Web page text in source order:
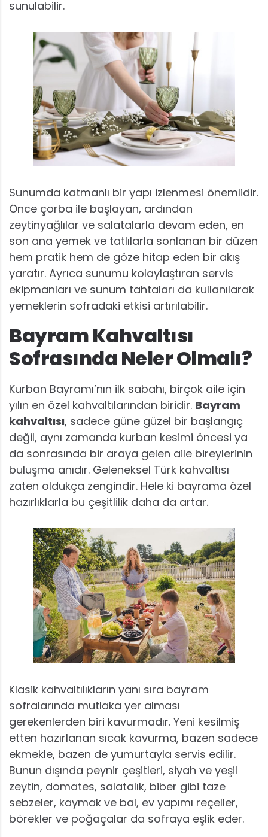
sunulabilir.
Sunumda katmanlı bir yapı izlenmesi önemlidir.
Önce çorba ile başlayan, ardından
zeytinyağlılar ve salatalarla devam eden, en
son ana yemek ve tatlılarla sonlanan bir düzen
hem pratik hem de göze hitap eden bir akış
yaratır. Ayrıca sunumu kolaylaştıran servis
ekipmanları ve sunum tahtaları da kullanılarak
yemeklerin sofradaki etkisi artırılabilir.
Bayram Kahvaltısı
Sofrasında Neler Olmalı?
Kurban Bayramı’nın ilk sabahı, birçok aile için
yılın en özel kahvaltılarından biridir. Bayram
kahvaltısı, sadece güne güzel bir başlangıç
değil, aynı zamanda kurban kesimi öncesi ya
da sonrasında bir araya gelen aile bireylerinin
buluşma anıdır. Geleneksel Türk kahvaltısı
zaten oldukça zengindir. Hele ki bayrama özel
hazırlıklarla bu çeşitlilik daha da artar.
Klasik kahvaltılıkların yanı sıra bayram
sofralarında mutlaka yer alması
gerekenlerden biri kavurmadır. Yeni kesilmiş
etten hazırlanan sıcak kavurma, bazen sadece
ekmekle, bazen de yumurtayla servis edilir.
Bunun dışında peynir çeşitleri, siyah ve yeşil
zeytin, domates, salatalık, biber gibi taze
sebzeler, kaymak ve bal, ev yapımı reçeller,
börekler ve poğaçalar da sofraya eşlik eder.